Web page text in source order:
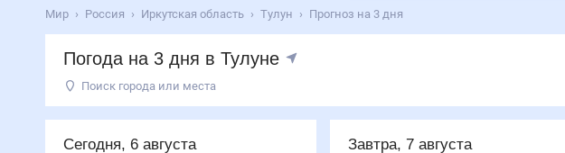
Мир Россия Иркутская область Тулун Прогноз на 3 дня
Погода на 3 дня в Тулуне
Поиск города или места
День Температура
Сегодня
6 августа
Сегодня, 6 августа Завтра, 7 августа